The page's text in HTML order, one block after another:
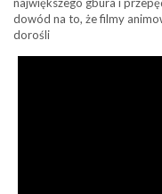
największego gbura i
dowód na to, że filmy
dorośli